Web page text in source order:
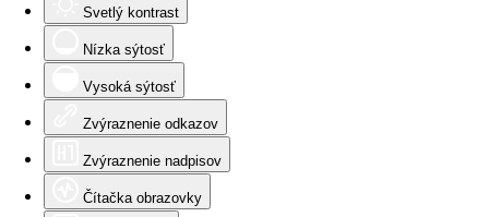
Svetlý kontrast
Nízka sýtosť
Vysoká sýtosť
Zvýraznenie odkazov
Zvýraznenie nadpisov
Čítačka obrazovky